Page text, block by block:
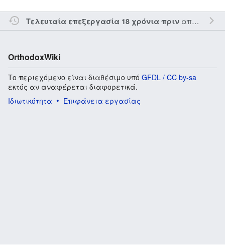
Τελευταία επεξεργασία 18 χρόνια πριναπό τον την
OrthodoxWiki
Το περιεχόμενο είναι διαθέσιμο υπό GFDL / CC by-sa
εκτός αν αναφέρεται διαφορετικά.
Ιδιωτικότητα
Επιφάνεια εργασίας